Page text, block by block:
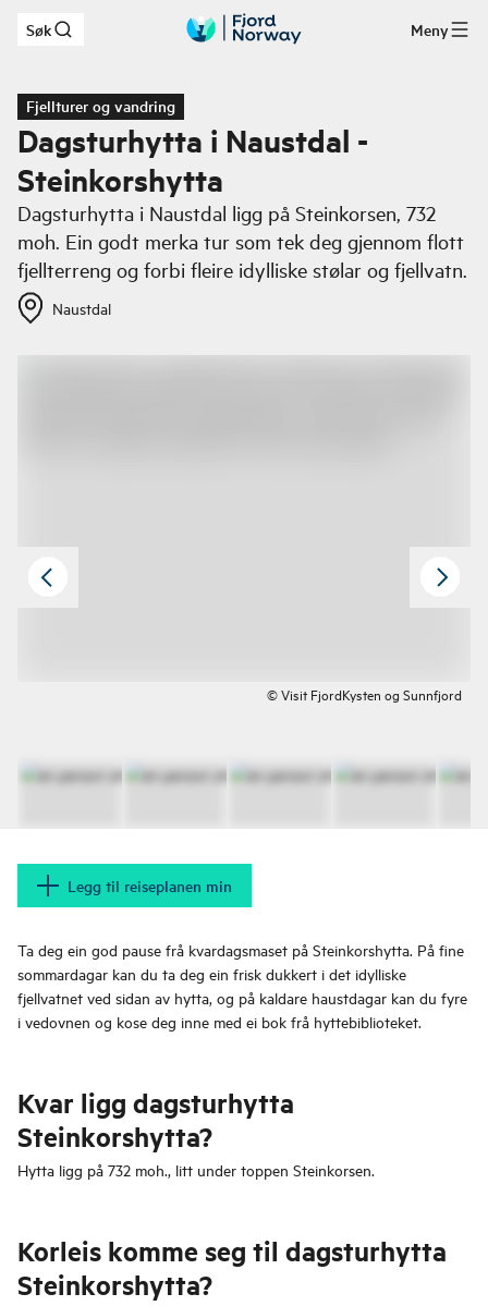
Hopp til hovedinnhold
Søk Meny
Fjellturer og vandring
Dagsturhytta i Naustdal -
Steinkorshytta
Dagsturhytta i Naustdal ligg på Steinkorsen, 732
moh. Ein godt merka tur som tek deg gjennom flott
fjellterreng og forbi fleire idylliske stølar og fjellvatn.
Naustdal
© Visit FjordKysten og Sunnfjord
Legg til reiseplanen min
Ta deg ein god pause frå kvardagsmaset på Steinkorshytta. På fine
sommardagar kan du ta deg ein frisk dukkert i det idylliske
fjellvatnet ved sidan av hytta, og på kaldare haustdagar kan du fyre
i vedovnen og kose deg inne med ei bok frå hyttebiblioteket.
Kvar ligg dagsturhytta
Steinkorshytta?
Hytta ligg på 732 moh., litt under toppen Steinkorsen.
Korleis komme seg til dagsturhytta
Steinkorshytta?